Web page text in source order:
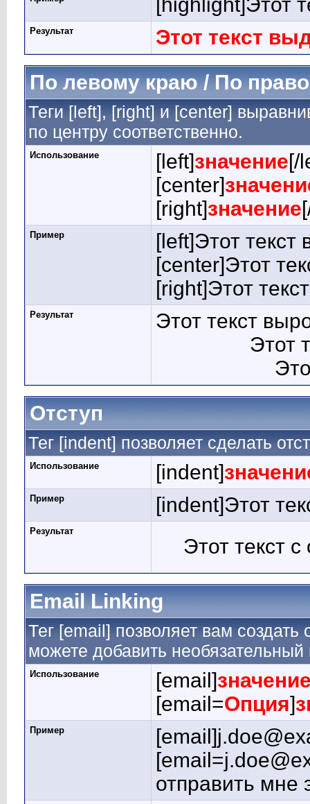
Результат
Этот текст
По левому краю / По
Теги [left], [right] и [center]
по центру соответственно.
Использование [left]значение[/
[center]
[right]значение
Пример
[left]Этот
[center]Этот
[right]Этот
Результат
Этот текст
Этот
Отступ
Тег [indent] позволяет сделать
Использование [indent]
Пример [indent]Этот
Результат
Этот текст с
Email Linking
Тег [email] позволяет вам
можете добавить
Использование [email]
[email=Опция]
Пример
отправить мне